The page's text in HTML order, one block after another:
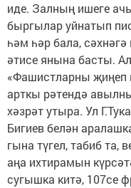
иде. Залның ишеге
быргылар уйнатып
һәм һәр бала,
әтисе янына басты.
«Фашистларны җиңеп
арткы рәтендә
хәзрәт утыра. Ул
Бигиев белән
гына түгел, табиб та,
аңа ихтирамын
сугышка китә, 107се